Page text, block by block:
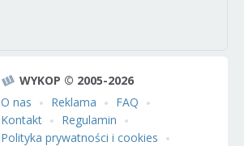
WYKOP © 2005-2026
O nas
Reklama
FAQ
Kontakt
Regulamin
Polityka prywatności i cookies